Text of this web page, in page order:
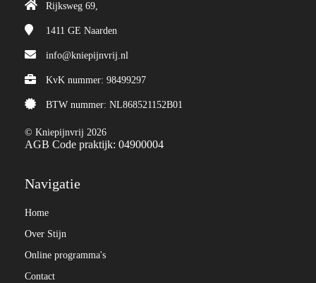
Rijksweg 69,
1411 GE Naarden
info@kniepijnvrij.nl
KvK nummer: 98499297
BTW nummer: NL868521152B01
© Kniepijnvrij 2026
AGB Code praktijk: 04900004
Navigatie
Home
Over Stijn
Online programma's
Contact